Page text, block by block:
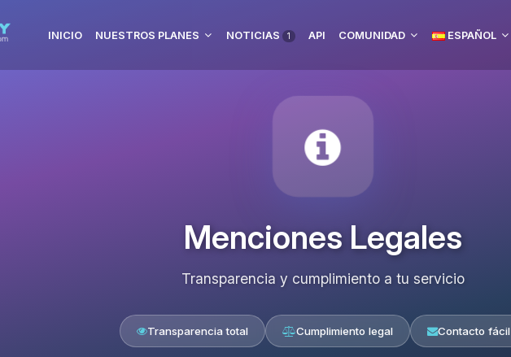
INICIO NUESTROS PLANES NOTICIAS 1 API COMUNIDAD ESPAÑOL
Menciones Legales
Transparencia y cumplimiento a tu servicio
Transparencia total Cumplimiento legal Contacto fácil